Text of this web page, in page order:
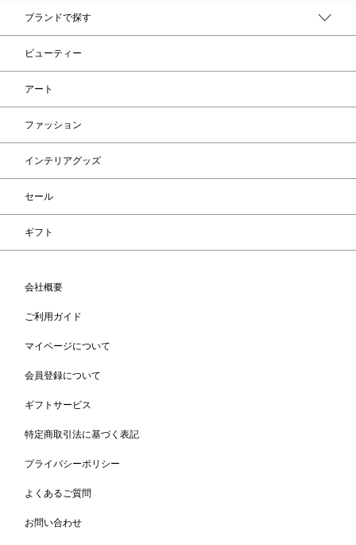
ブランドで探す
ビューティー
アート
ファッション
インテリアグッズ
セール
ギフト
会社概要
ご利用ガイド
マイページについて
会員登録について
ギフトサービス
特定商取引法に基づく表記
プライバシーポリシー
よくあるご質問
お問い合わせ